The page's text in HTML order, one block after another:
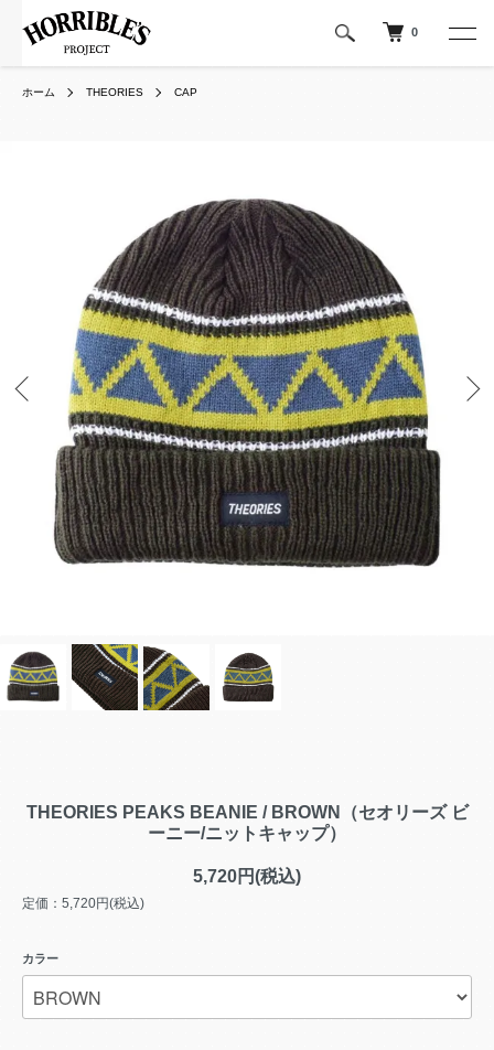
0
ホーム THEORIES CAP
THEORIES PEAKS BEANIE / BROWN（セオリーズ ビ
ーニー/ニットキャップ）
5,720円(税込)
定価：5,720円(税込)
カラー